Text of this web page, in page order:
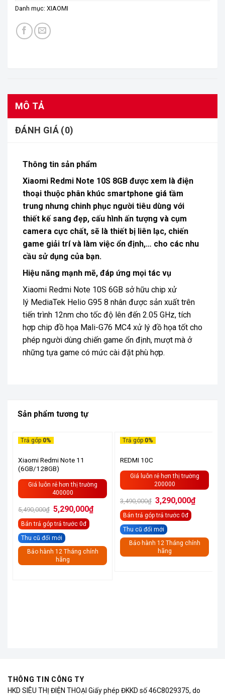
Danh mục: XIAOMI
MÔ TẢ
ĐÁNH GIÁ (0)
Thông tin sản phẩm
Xiaomi Redmi Note 10S 8GB được xem là điện
thoại thuộc phân khúc smartphone giá tầm
trung nhưng chinh phục người tiêu dùng với
thiết kế sang đẹp, cấu hình ấn tượng và cụm
camera cực chất, sẽ là thiết bị liên lạc, chiến
game giải trí và làm việc ổn định,… cho các nhu
cầu sử dụng của bạn.
Hiệu năng mạnh mẽ, đáp ứng mọi tác vụ
Xiaomi Redmi Note 10S 6GB sở hữu chip xử
lý MediaTek Helio G95 8 nhân được sản xuất trên
tiến trình 12nm cho tốc độ lên đến 2.05 GHz, tích
hợp chip đồ họa Mali-G76 MC4 xử lý đồ họa tốt cho
phép người dùng chiến game ổn định, mượt mà ở
những tựa game có mức cài đặt phù hợp.
Sản phẩm tương tự
Trả góp 0%
Xiaomi Redmi Note 11
(6GB/128GB)
Giá luôn rẻ hơn thị trường
400000
5,490,000₫ Giá
gốc
là:
5,490,000₫.
5,290,000₫Giá
hiện
5,290,000₫.
Bán trả góptrả trước 0đ
Thu cũ đổi mới
Bảo hành 12 Tháng chính
hãng
Trả góp 0%
REDMI 10C
Giá luôn rẻ hơn thị trường
200000
3,490,000₫ Giá
gốc
là:
3,490,000₫.
3,290,000₫Giá
hiện
Bán trả góptrả trước 0đ
Thu cũ đổi mới
Bảo hành 12 Tháng chính
hãng
THÔNG TIN CÔNG TY
HKD SIÊU THỊ ĐIỆN THOẠI Giấy phép ĐKKD số 46C8029375, do